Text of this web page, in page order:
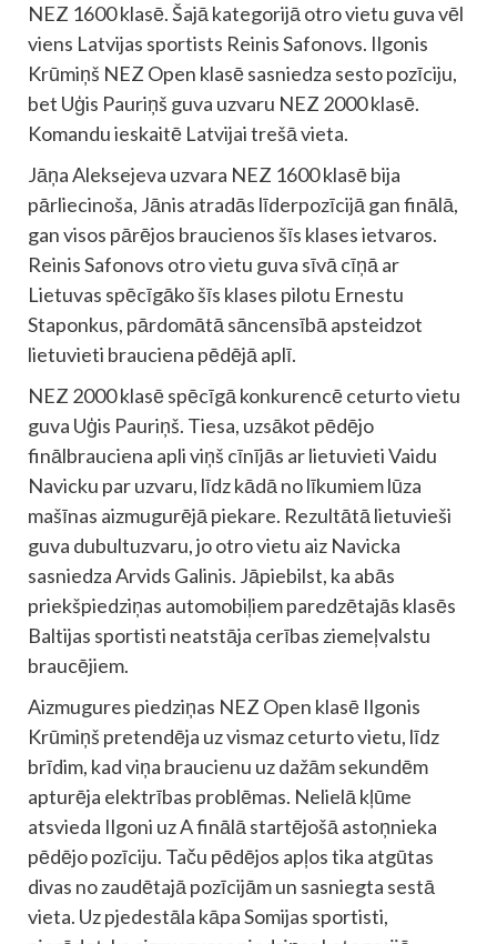
NEZ 1600 klasē. Šajā kategorijā otro vietu guva vēl
viens Latvijas sportists Reinis Safonovs. Ilgonis
Krūmiņš NEZ Open klasē sasniedza sesto pozīciju,
bet Uģis Pauriņš guva uzvaru NEZ 2000 klasē.
Komandu ieskaitē Latvijai trešā vieta.
Jāņa Aleksejeva uzvara NEZ 1600 klasē bija
pārliecinoša, Jānis atradās līderpozīcijā gan finālā,
gan visos pārējos braucienos šīs klases ietvaros.
Reinis Safonovs otro vietu guva sīvā cīņā ar
Lietuvas spēcīgāko šīs klases pilotu Ernestu
Staponkus, pārdomātā sāncensībā apsteidzot
lietuvieti brauciena pēdējā aplī.
NEZ 2000 klasē spēcīgā konkurencē ceturto vietu
guva Uģis Pauriņš. Tiesa, uzsākot pēdējo
finālbrauciena apli viņš cīnījās ar lietuvieti Vaidu
Navicku par uzvaru, līdz kādā no līkumiem lūza
mašīnas aizmugurējā piekare. Rezultātā lietuvieši
guva dubultuzvaru, jo otro vietu aiz Navicka
sasniedza Arvids Galinis. Jāpiebilst, ka abās
priekšpiedziņas automobiļiem paredzētajās klasēs
Baltijas sportisti neatstāja cerības ziemeļvalstu
braucējiem.
Aizmugures piedziņas NEZ Open klasē Ilgonis
Krūmiņš pretendēja uz vismaz ceturto vietu, līdz
brīdim, kad viņa braucienu uz dažām sekundēm
apturēja elektrības problēmas. Nelielā kļūme
atsvieda Ilgoni uz A finālā startējošā astoņnieka
pēdējo pozīciju. Taču pēdējos apļos tika atgūtas
divas no zaudētajā pozīcijām un sasniegta sestā
vieta. Uz pjedestāla kāpa Somijas sportisti,